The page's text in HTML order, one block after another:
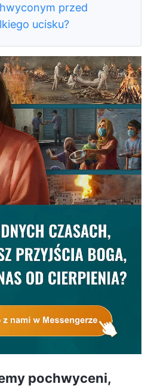
przed
ucisku?
pochwyceni,